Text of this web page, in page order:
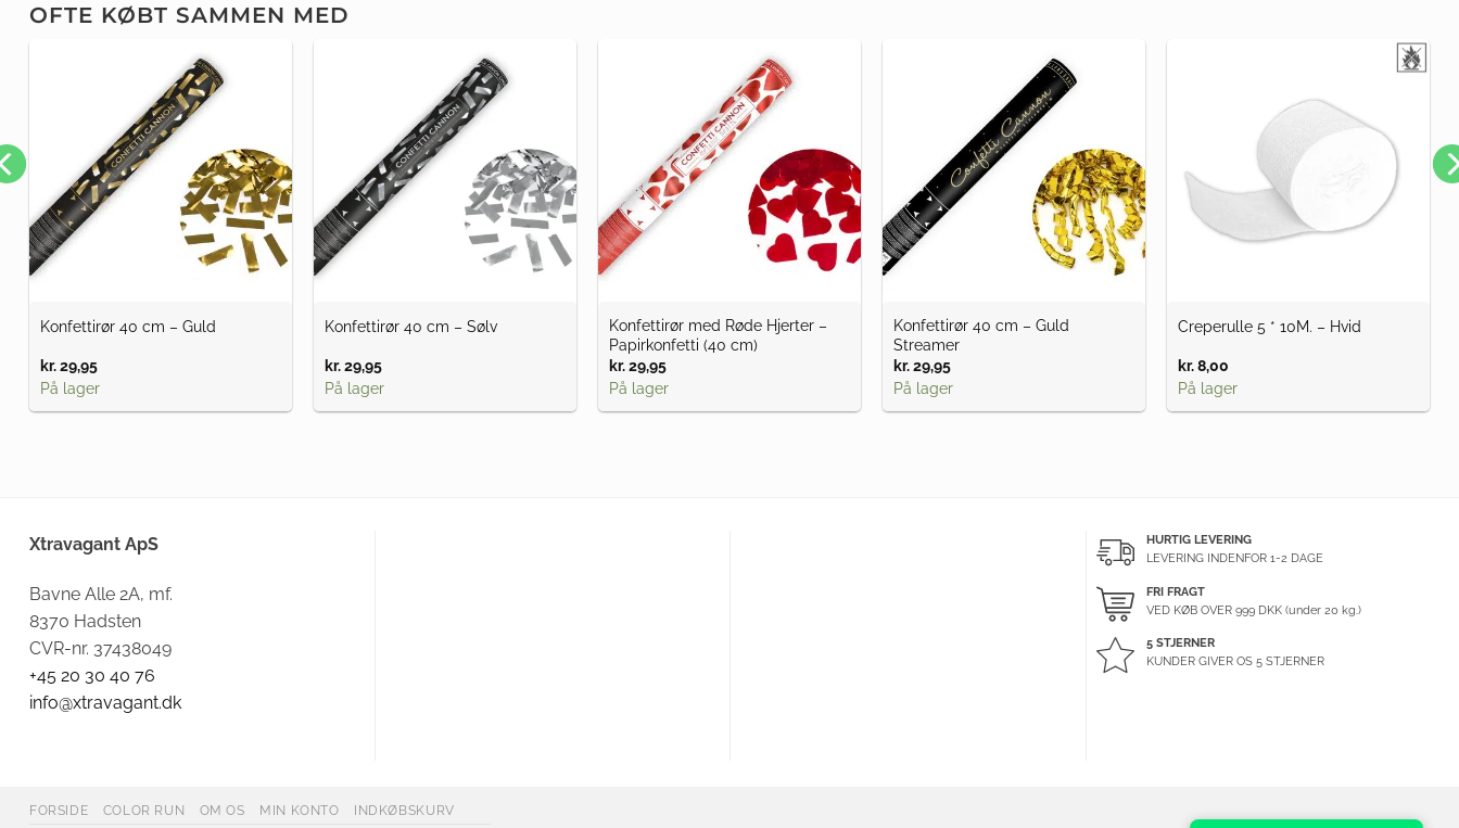
OFTE KØBT SAMMEN MED
Konfettirør 40 cm – Guld
kr.29,95
På lager
Konfettirør 40 cm – Sølv
kr.29,95
På lager
Konfettirør med Røde Hjerter –
Papirkonfetti (40 cm)
kr.29,95
På lager
Konfettirør 40 cm – Guld
Streamer
kr.29,95
På lager
Creperulle 5 * 10M. – Hvid
kr.8,00
På lager
Xtravagant ApS
Bavne Alle 2A, mf.
8370 Hadsten
CVR-nr. 37438049
+45 20 30 40 76
info@xtravagant.dk
HURTIG LEVERING
LEVERING INDENFOR 1-2 DAGE
FRI FRAGT
VED KØB OVER999 DKK (under 20 kg.)
5 STJERNER
KUNDER GIVER OS 5 STJERNER
FORSIDE COLOR RUN OM OS MIN KONTO INDKØBSKURV